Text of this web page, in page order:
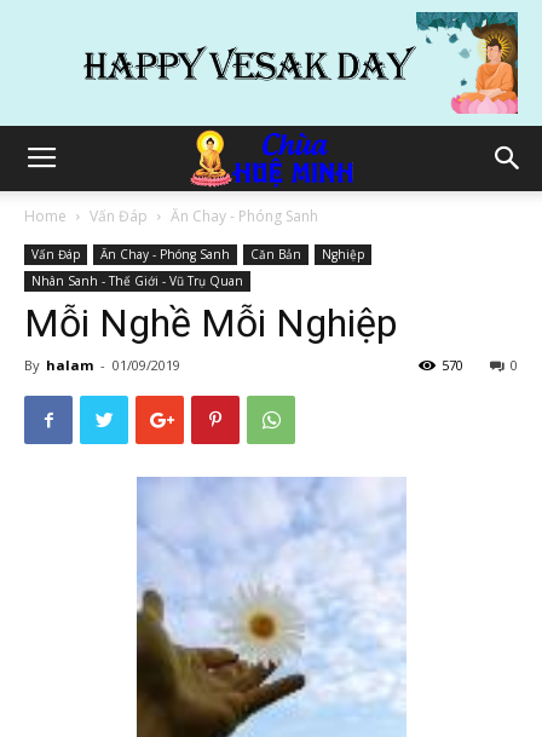
Home Vấn Đáp Ăn Chay - Phóng Sanh
Vấn Đáp Ăn Chay - Phóng Sanh Căn Bản
Nghiệp
Nhân Sanh - Thế Giới - Vũ Trụ Quan
Mỗi Nghề Mỗi Nghiệp
By halam - 01/09/2019 0
570